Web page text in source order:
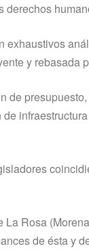
exhaustivos
y rebasada
de
Rosa
de ésta y